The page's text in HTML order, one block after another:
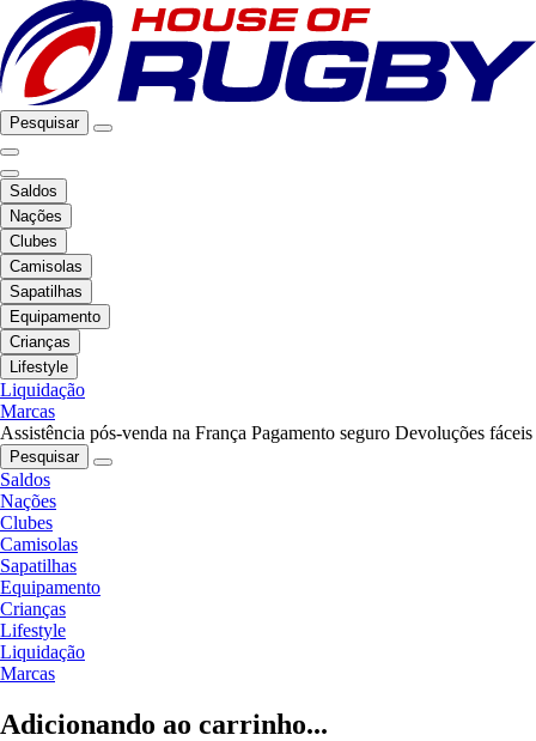
Pesquisar
Saldos
Nações
Clubes
Camisolas
Sapatilhas
Equipamento
Crianças
Lifestyle
Liquidação
Marcas
Assistência pós-venda na França Pagamento seguro Devoluções fáceis
Pesquisar
Saldos
Nações
Clubes
Camisolas
Sapatilhas
Equipamento
Crianças
Lifestyle
Liquidação
Marcas
Adicionando ao carrinho...